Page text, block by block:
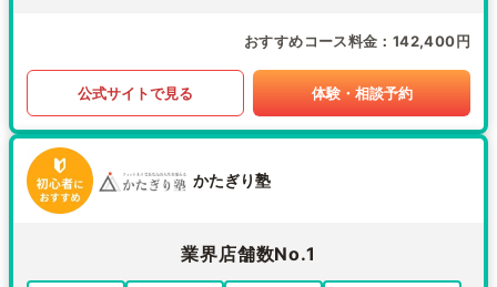
おすすめコース料金 142,400円
公式サイトで見る 体験・相談予約
かたぎり塾
業界店舗数No.1